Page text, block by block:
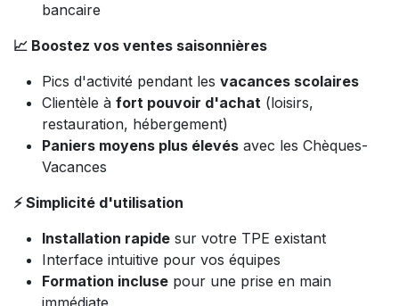
bancaire
📈 Boostez vos ventes saisonnières
Pics d'activité pendant les vacances scolaires
Clientèle à fort pouvoir d'achat (loisirs,
restauration, hébergement)
Paniers moyens plus élevés avec les Chèques-
Vacances
⚡ Simplicité d'utilisation
Installation rapide sur votre TPE existant
Interface intuitive pour vos équipes
Formation incluse pour une prise en main